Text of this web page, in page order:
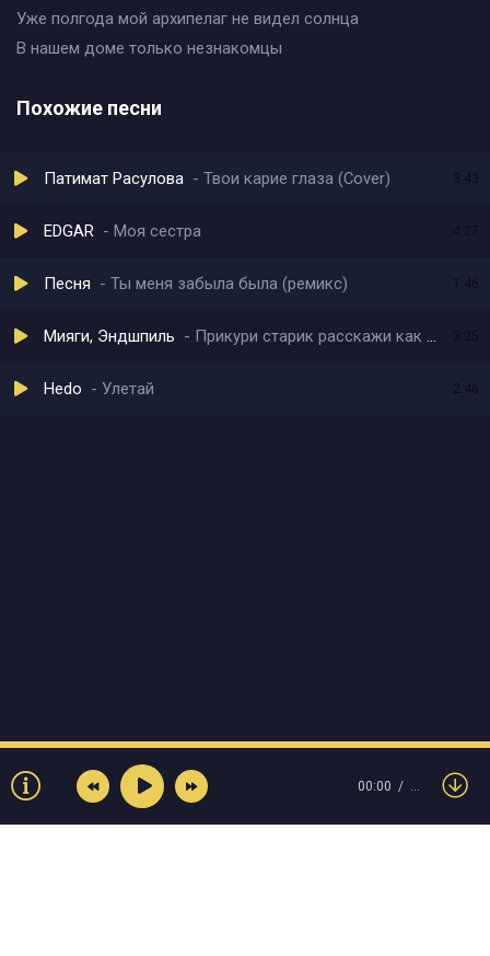
Уже полгода мой архипелаг не видел солнца
В нашем доме только незнакомцы
Похожие песни
Патимат Расулова Твои карие глаза (Cover) 3:43
EDGAR Моя сестра
Песня Ты меня забыла была (ремикс) 1:46
Мияги, Эндшпиль Прикури старик расскажи как быть
Hedo Улетай 2:46
00:00 …